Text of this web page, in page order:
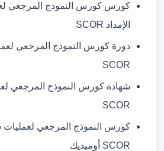
كورس كورس النموذج المرجعي
الإمداد SCOR
دورة كورس النموذج المرجعي
SCOR
شهادة كورس النموذج المرجعي
SCOR
كورس النموذج المرجعي لعمليات
SCOR أوميديك